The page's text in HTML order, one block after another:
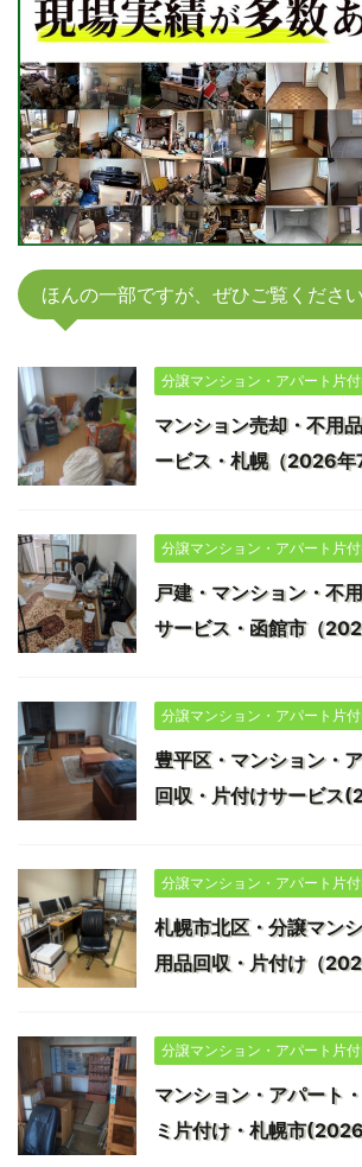
ほんの一部ですが、ぜひご覧ください
分譲マンション・アパート片
マンション売却・不用
ービス・札幌（2026年
分譲マンション・アパート片
戸建・マンション・不
サービス・函館市（
分譲マンション・アパート片
豊平区・マンション・
回収・片付けサービス
分譲マンション・アパート片
札幌市北区・分譲マン
用品回収・片付け（
分譲マンション・アパート片
マンション・アパート
ミ片付け・札幌市